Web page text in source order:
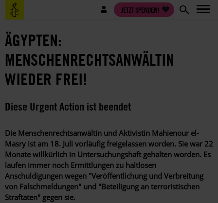
Direkt
zum
Benutzermenü JETZT SPENDEN!
ÄGYPTEN:
MENSCHENRECHTSANWÄLTIN
WIEDER FREI!
Diese Urgent Action ist beendet
Die Menschenrechtsanwältin und Aktivistin Mahienour el-
Masry ist am 18. Juli vorläufig freigelassen worden. Sie war 22
Monate willkürlich in Untersuchungshaft gehalten worden. Es
laufen immer noch Ermittlungen zu haltlosen
Anschuldigungen wegen "Veröffentlichung und Verbreitung
von Falschmeldungen" und "Beteiligung an terroristischen
Straftaten" gegen sie.